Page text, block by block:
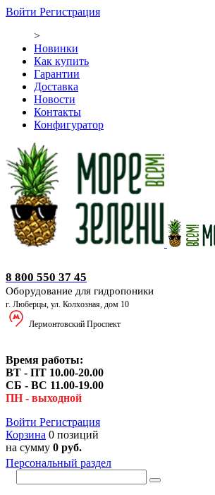
Войти Регистрация
>
Новинки
Как купить
Гарантии
Доставка
Новости
Контакты
Конфигуратор
8 800 550 37 45
Оборудование для гидропоники
г. Люберцы, ул. Колхозная, дом 10
Лермонтовский Проспект
Время работы:
ВТ - ПТ 10.00-20.00
СБ - ВС 11.00-19.00
ПН - выходной
Войти Регистрация
Корзина 0 позиций
на сумму 0 руб.
Персональный раздел